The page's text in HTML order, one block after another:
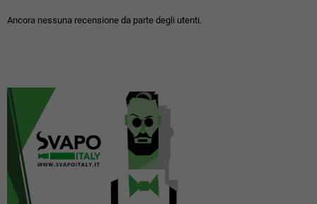
Ancora nessuna recensione da parte degli utenti.